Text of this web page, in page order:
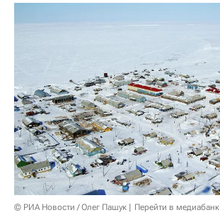
© РИА Новости / Олег Пашук
Перейти в медиабанк